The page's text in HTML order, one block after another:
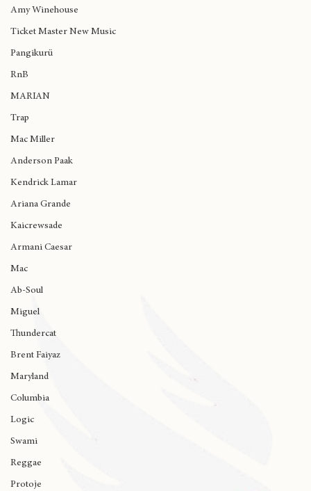
Queens
Amy Winehouse
Ticket Master New Music
Pangikurü
RnB
MARIAN
Trap
Mac Miller
Anderson Paak
Kendrick Lamar
Ariana Grande
Kaicrewsade
Armani Caesar
Mac
Ab-Soul
Miguel
Thundercat
Brent Faiyaz
Maryland
Columbia
Logic
Swami
Reggae